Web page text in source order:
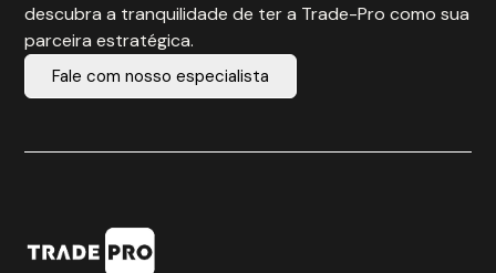
descubra a tranquilidade de ter a Trade-Pro como sua
parceira estratégica.
Fale com nosso especialista